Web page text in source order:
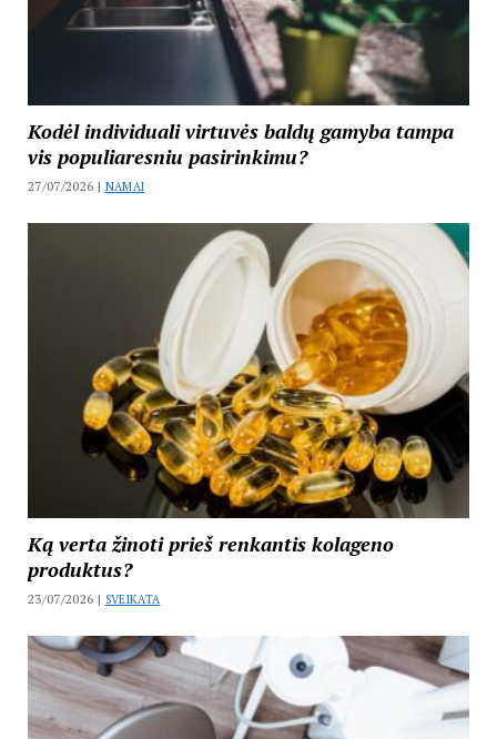
Kodėl individuali virtuvės baldų gamyba tampa
vis populiaresniu pasirinkimu?
27/07/2026 | NAMAI
Ką verta žinoti prieš renkantis kolageno
produktus?
23/07/2026 | SVEIKATA